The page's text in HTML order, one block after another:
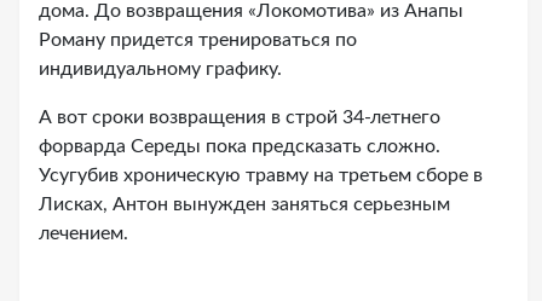
дома. До возвращения «Локомотива» из Анапы
Роману придется тренироваться по
индивидуальному графику.
А вот сроки возвращения в строй 34-летнего
форварда Середы пока предсказать сложно.
Усугубив хроническую травму на третьем сборе в
Лисках, Антон вынужден заняться серьезным
лечением.